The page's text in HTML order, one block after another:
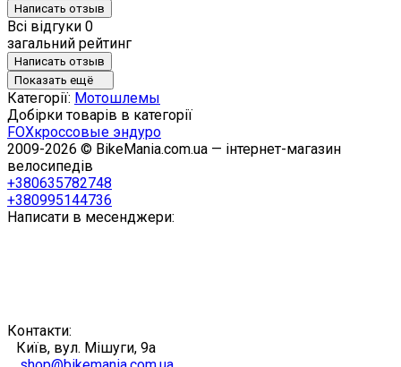
Написать отзыв
Всі відгуки 0
загальний рейтинг
Написать отзыв
Показать ещё
Категорії: Мотошлемы
Добірки товарів в категорії
FOXкроссовые эндуро
2009-2026 © BikeMania.com.ua — інтернет-магазин
велосипедів
+380635782748
+380995144736
Написати в месенджери:
Контакти:
Київ, вул. Мішуги, 9а